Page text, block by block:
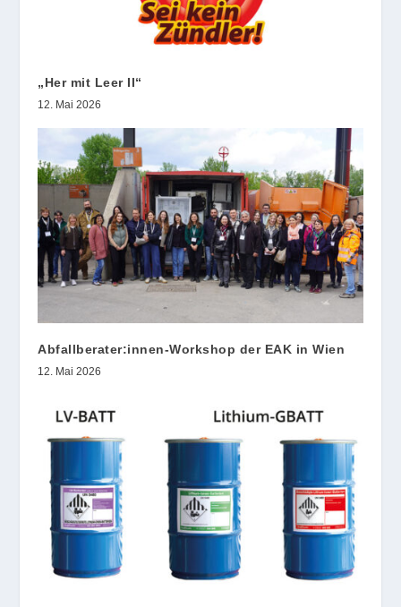
„Her mit Leer II“
12. Mai 2026
Abfallberater:innen-Workshop der EAK in Wien
12. Mai 2026